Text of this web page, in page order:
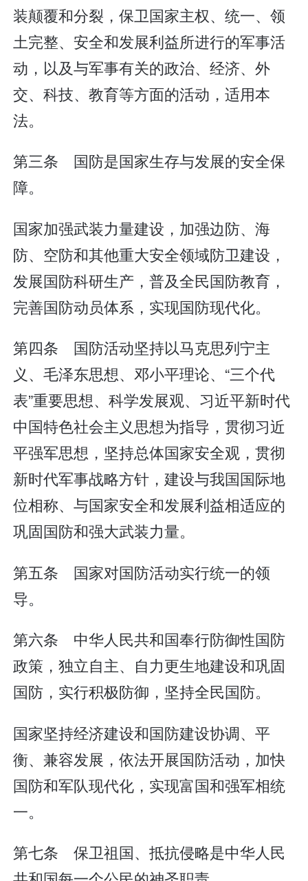
装颠覆和分裂，保卫国家主权、统一、领
土完整、安全和发展利益所进行的军事活
动，以及与军事有关的政治、经济、外
交、科技、教育等方面的活动，适用本
法。
第三条 国防是国家生存与发展的安全保
障。
国家加强武装力量建设，加强边防、海
防、空防和其他重大安全领域防卫建设，
发展国防科研生产，普及全民国防教育，
完善国防动员体系，实现国防现代化。
第四条 国防活动坚持以马克思列宁主
义、毛泽东思想、邓小平理论、“三个代
表”重要思想、科学发展观、习近平新时代
中国特色社会主义思想为指导，贯彻习近
平强军思想，坚持总体国家安全观，贯彻
新时代军事战略方针，建设与我国国际地
位相称、与国家安全和发展利益相适应的
巩固国防和强大武装力量。
第五条 国家对国防活动实行统一的领
导。
第六条 中华人民共和国奉行防御性国防
政策，独立自主、自力更生地建设和巩固
国防，实行积极防御，坚持全民国防。
国家坚持经济建设和国防建设协调、平
衡、兼容发展，依法开展国防活动，加快
国防和军队现代化，实现富国和强军相统
一。
第七条 保卫祖国、抵抗侵略是中华人民